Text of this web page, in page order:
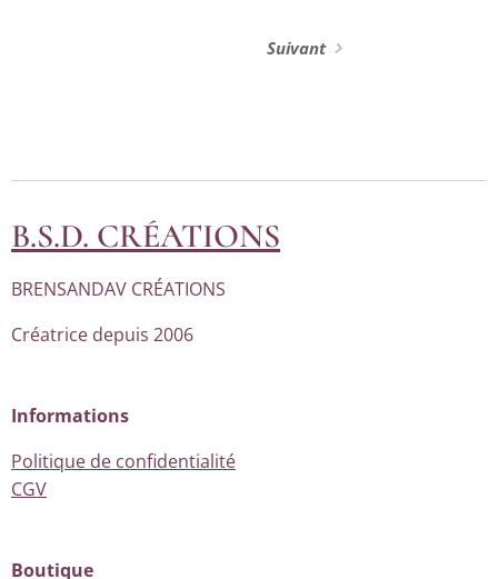
Suivant
B.S.D. CRÉATIONS
BRENSANDAV CRÉATIONS
Créatrice depuis 2006
Informations
Politique de confidentialité
CGV
Boutique